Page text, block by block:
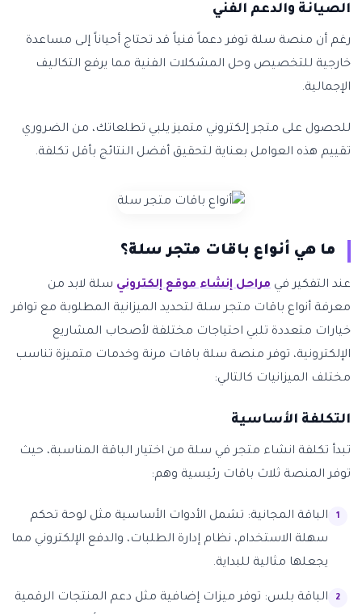
الصيانة والدعم الفني
رغم أن منصة سلة توفر دعماً فنياً قد تحتاج أحياناً إلى مساعدة
خارجية للتخصيص وحل المشكلات الفنية مما يرفع التكاليف
الإجمالية.
للحصول على متجر إلكتروني متميز يلبي تطلعاتك، من الضروري
تقييم هذه العوامل بعناية لتحقيق أفضل النتائج بأقل تكلفة.
ما هي أنواع باقات متجر سلة؟
عند التفكير في مراحل إنشاء موقع إلكتروني سلة لابد من
معرفة أنواع باقات متجر سلة لتحديد الميزانية المطلوبة مع توافر
خيارات متعددة تلبي احتياجات مختلفة لأصحاب المشاريع
الإلكترونية، توفر منصة سلة باقات مرنة وخدمات متميزة تناسب
مختلف الميزانيات كالتالي:
التكلفة الأساسية
تبدأ تكلفة انشاء متجر في سلة من اختيار الباقة المناسبة، حيث
توفر المنصة ثلاث باقات رئيسية وهم:
الباقة المجانية: تشمل الأدوات الأساسية مثل لوحة تحكم
سهلة الاستخدام، نظام إدارة الطلبات، والدفع الإلكتروني مما
يجعلها مثالية للبداية.
الباقة بلس: توفر ميزات إضافية مثل دعم المنتجات الرقمية